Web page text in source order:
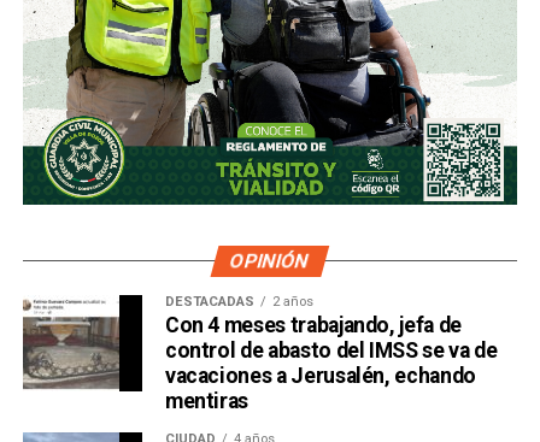
OPINIÓN
DESTACADAS 2 años
Con 4 meses trabajando, jefa de
control de abasto del IMSS se va de
vacaciones a Jerusalén, echando
mentiras
CIUDAD 4 años